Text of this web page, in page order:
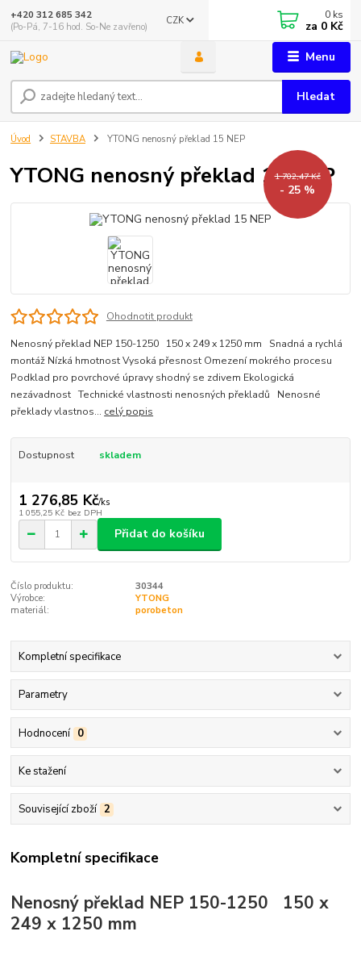
Menu
CZK
Hledat
+420 312 685 342
(Po-Pá, 7-16 hod. So-Ne zavřeno)
0 ks
za 0 Kč
Úvod STAVBA YTONG nenosný překlad 15 NEP
YTONG nenosný překlad 15 NEP
1 702,47 Kč
- 25 %
Ohodnotit produkt
Nenosný překlad NEP 150-1250 150 x 249 x 1250 mm Snadná a rychlá
montáž Nízká hmotnost Vysoká přesnost Omezení mokrého procesu
Podklad pro povrchové úpravy shodný se zdivem Ekologická
nezávadnost Technické vlastnosti nenosných překladů Nenosné
překlady vlastnos... celý popis
Dostupnost skladem
1 276,85 Kč/ks
1 055,25 Kč bez DPH
Přidat do košíku
Číslo produktu:
30344
Výrobce:
YTONG
materiál:
porobeton
Kompletní specifikace
Parametry
Hodnocení 0
Ke stažení
Související zboží 2
Kompletní specifikace
Nenosný překlad NEP 150-1250 150 x
249 x 1250 mm